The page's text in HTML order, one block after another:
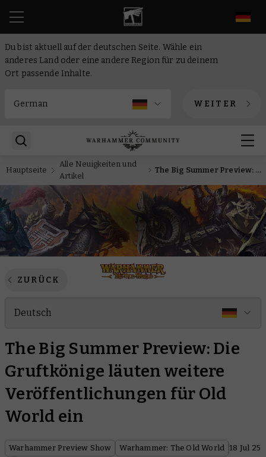
Du bist aktuell auf der deutschen Seite. Wähle ein
anderes Land oder eine andere Region für zu deinem
Ort passende Inhalte.
WEITER
Hauptseite
Alle Neuigkeiten und
Artikel
The Big Summer Preview: Die Gruftkönige läuten weitere Veröffentlichungen für Old World ein
ZURÜCK
Deutsch
The Big Summer Preview: Die
Gruftkönige läuten weitere
Veröffentlichungen für Old
World ein
Warhammer Preview Show Warhammer: The Old World 18 Jul 25